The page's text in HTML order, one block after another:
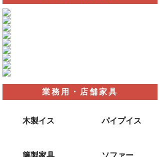
業務用・店舗家具
木製イス パイプイス
籐製家具 ソファー